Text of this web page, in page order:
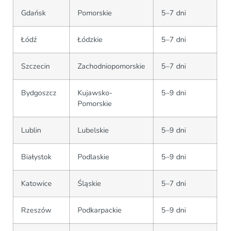
Gdańsk Pomorskie 5–7 dni
Łódź Łódzkie 5–7 dni
Szczecin Zachodniopomorskie 5–7 dni
Bydgoszcz
Kujawsko-
Pomorskie
5–9 dni
Lublin Lubelskie 5–9 dni
Białystok Podlaskie 5–9 dni
Katowice Śląskie 5–7 dni
Rzeszów Podkarpackie 5–9 dni